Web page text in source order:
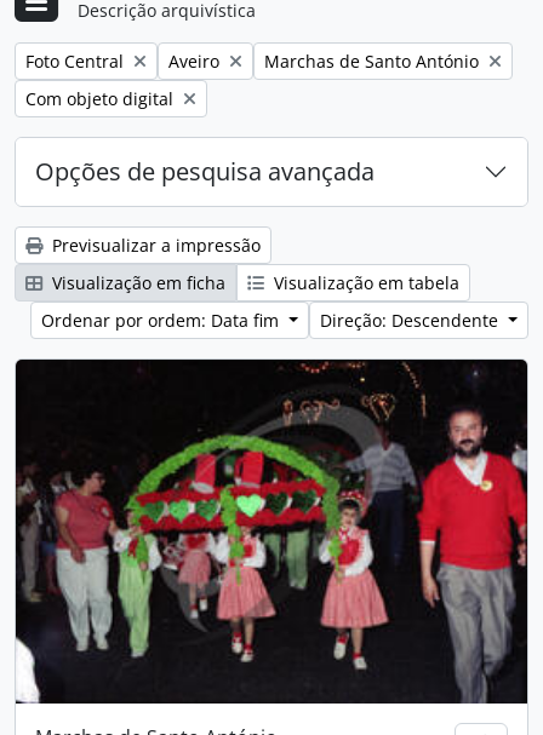
Descrição arquivística
Remover filtro:
Foto Central Remover filtro:
Aveiro Remover filtro:
Marchas de Santo António
Remover filtro:
Com objeto digital
Opções de pesquisa avançada
Previsualizar a impressão
Visualização em ficha
Visualização em tabela
Ordenar por ordem: Data fim
Direção: Descendente